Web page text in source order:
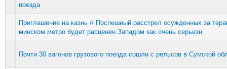
поезда
Приглашение на казнь // Поспешный расстрел осужденных за
минском метро будет расценен Западом как очень серьезн
Почти 30 вагонов грузового поезда сошли с рельсов в Сумской